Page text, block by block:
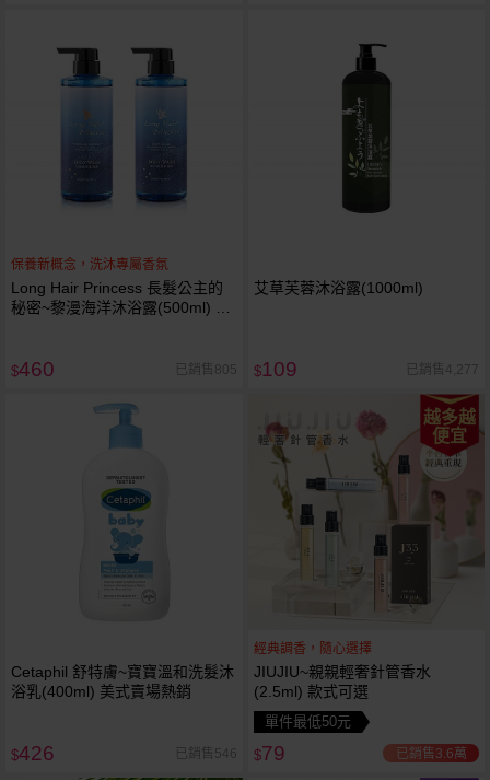
保養新概念，洗沐專屬香氛
Long Hair Princess 長髮公主的
秘密~黎漫海洋沐浴露(500ml) 款
$460 已銷售805
艾草芙蓉沐浴露(1000ml)
$109 已銷售4,277
Cetaphil 舒特膚~寶寶溫和洗髮沐
浴乳(400ml) 美式賣場熱銷
$426 已銷售546
越多越
便宜
經典調香，隨心選擇
JIUJIU~親親輕奢針管香水
(2.5ml) 款式可選
單件最低50元
$79 已銷售3.6萬